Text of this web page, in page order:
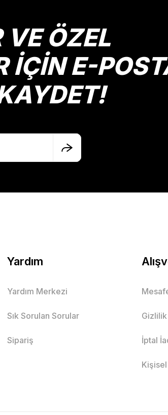
olmalı.
VE ÖZEL
İÇİN E-
Yardım
Yardım Merkezi
Sık Sorulan Sorular
Sipariş İptal